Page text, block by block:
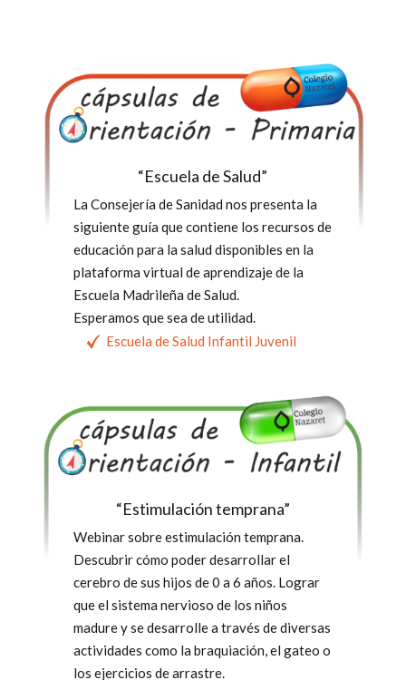
“Escuela de Salud”
La Consejería de Sanidad nos presenta la
siguiente guía que contiene los recursos de
educación para la salud disponibles en la
plataforma virtual de aprendizaje de la
Escuela Madrileña de Salud.
Esperamos que sea de utilidad.
Escuela de Salud Infantil Juvenil
“Estimulación temprana”
Webinar sobre estimulación temprana.
Descubrir cómo poder desarrollar el
cerebro de sus hijos de 0 a 6 años. Lograr
que el sistema nervioso de los niños
madure y se desarrolle a través de diversas
actividades como la braquiación, el gateo o
los ejercicios de arrastre.